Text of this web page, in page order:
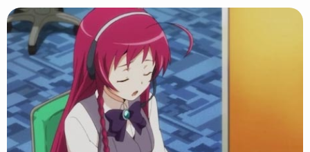
👋 Конічі ва, окяку-сама